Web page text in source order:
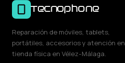
Tecnophone
Reparación de móviles, tablets,
portátiles, accesorios y atención en
tienda física en Vélez-Málaga.